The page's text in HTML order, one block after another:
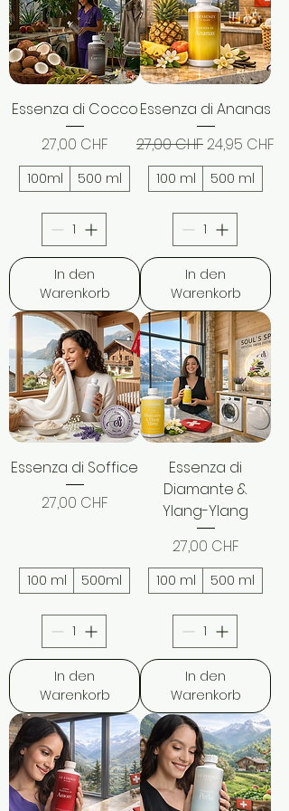
Essenza di Cocco
Preis
27,00 CHF
100ml 500 ml
In den
Warenkorb
Essenza di Ananas
Standardpreis
27,00 CHFSale-Preis
24,95 CHF
100 ml 500 ml
In den
Warenkorb
Essenza di Soffice
Preis
27,00 CHF
100 ml 500ml
In den
Warenkorb
Essenza di
Diamante &
Ylang-Ylang
Preis
27,00 CHF
100 ml 500 ml
In den
Warenkorb